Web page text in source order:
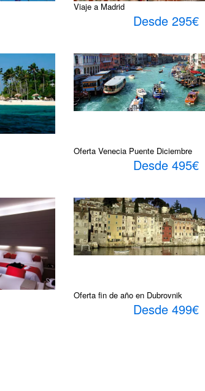
Viaje a Madrid
Desde 295€
Oferta Venecia Puente Diciembre
Desde 495€
Oferta fin de año en Dubrovnik
Desde 499€